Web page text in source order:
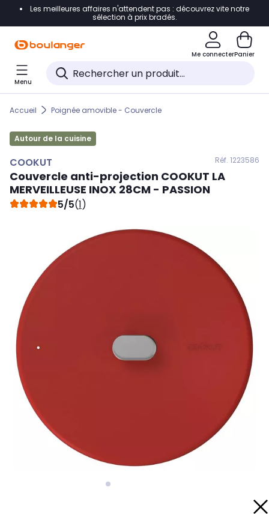
Accéder directement à la navigation
Accéder directement au pied de page
Accéder directement au chatbot
Les meilleures affaires n'attendent pas : découvrez vite notre
sélection à prix bradés.
Me connecterPanier
Menu
Accueil Poignée amovible - Couvercle
Autour de la cuisine
COOKUT Réf. 1223586
Couvercle anti-projection COOKUT LA
MERVEILLEUSE INOX 28CM - PASSION
5/5(1)